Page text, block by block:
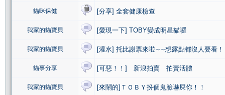
貓咪保健 [分享] 全套健康檢查
我家的貓寶貝 [愛現一下] TOBY變成明星貓囉
我家的貓寶貝 [灌水] 托比謝票來啦∼∼想露點都沒人要看
貓事分享 [可惡！！] 新浪拍賣 拍賣活體
我家的貓寶貝 [來鬧的]ＴＯＢＹ扮個鬼臉嚇屎你！！